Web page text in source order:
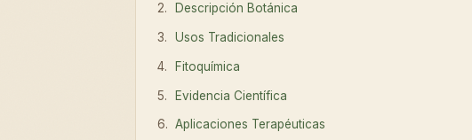
Descripción Botánica
Usos Tradicionales
Fitoquímica
Evidencia Científica
Aplicaciones Terapéuticas